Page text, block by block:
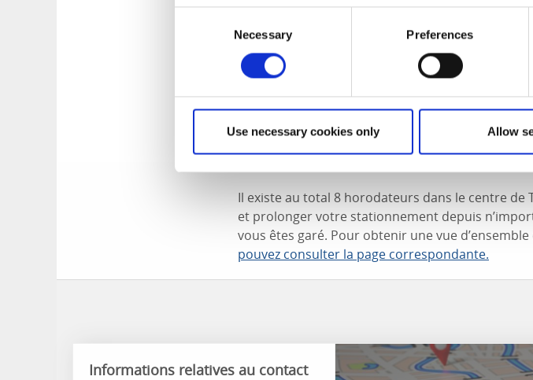
Necessary Preferences
Use necessary cookies only Allow
Période d’application : 09h00–19h00
Conditions : 5 SEK/heure ou 20 SEK/jour
besoin de retourner à votre véhicule avec un
stationnement. Il suffit d’indiquer le code de
d’immatriculation du véhicule dans
Il existe au total 8 horodateurs dans le centre
et prolonger votre stationnement depuis
vous êtes garé. Pour obtenir une vue
pouvez consulter la page correspondante.
Informations relatives au contact